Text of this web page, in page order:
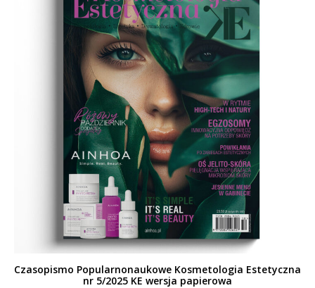
Czasopismo Popularnonaukowe Kosmetologia Estetyczna
nr 5/2025 KE wersja papierowa